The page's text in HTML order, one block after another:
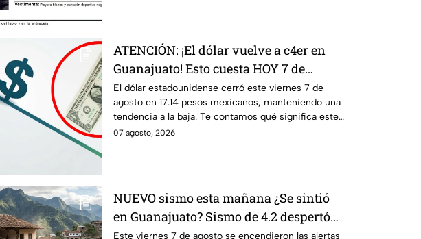
ATENCIÓN: ¡El dólar vuelve a c4er en
Guanajuato! Esto cuesta HOY 7 de
agosto: ¿conviene comprar?
El dólar estadounidense cerró este viernes 7 de
agosto en 17.14 pesos mexicanos, manteniendo una
tendencia a la baja. Te contamos qué significa este
movimiento.
07 agosto, 2026
NUEVO sismo esta mañana ¿Se sintió
en Guanajuato? Sismo de 4.2 despertó
con alertas en México
Este viernes 7 de agosto se encendieron las alertas